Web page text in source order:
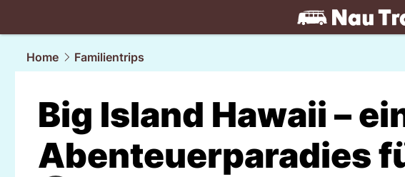
travel.NAU.ch
Home
Familientrips
Big Island Hawaii –
Abenteuerparadies